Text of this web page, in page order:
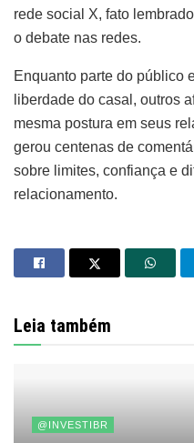
rede social X, fato
o debate nas redes.
Enquanto parte do público
liberdade do casal, outros
mesma postura em seus
gerou centenas de
sobre limites, confiança e
relacionamento.
Leia também
@INVESTIBR